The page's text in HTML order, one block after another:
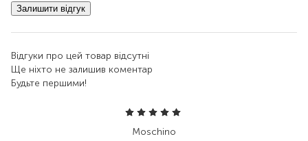
Залишити відгук
Відгуки про цей товар відсутні
Ще ніхто не залишив коментар
Будьте першими!
Moschino